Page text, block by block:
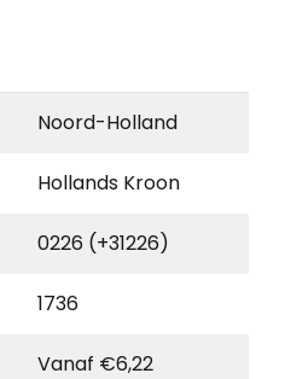
Noord-Holland
Hollands Kroon
0226 (+31226)
1736
Vanaf €6,22